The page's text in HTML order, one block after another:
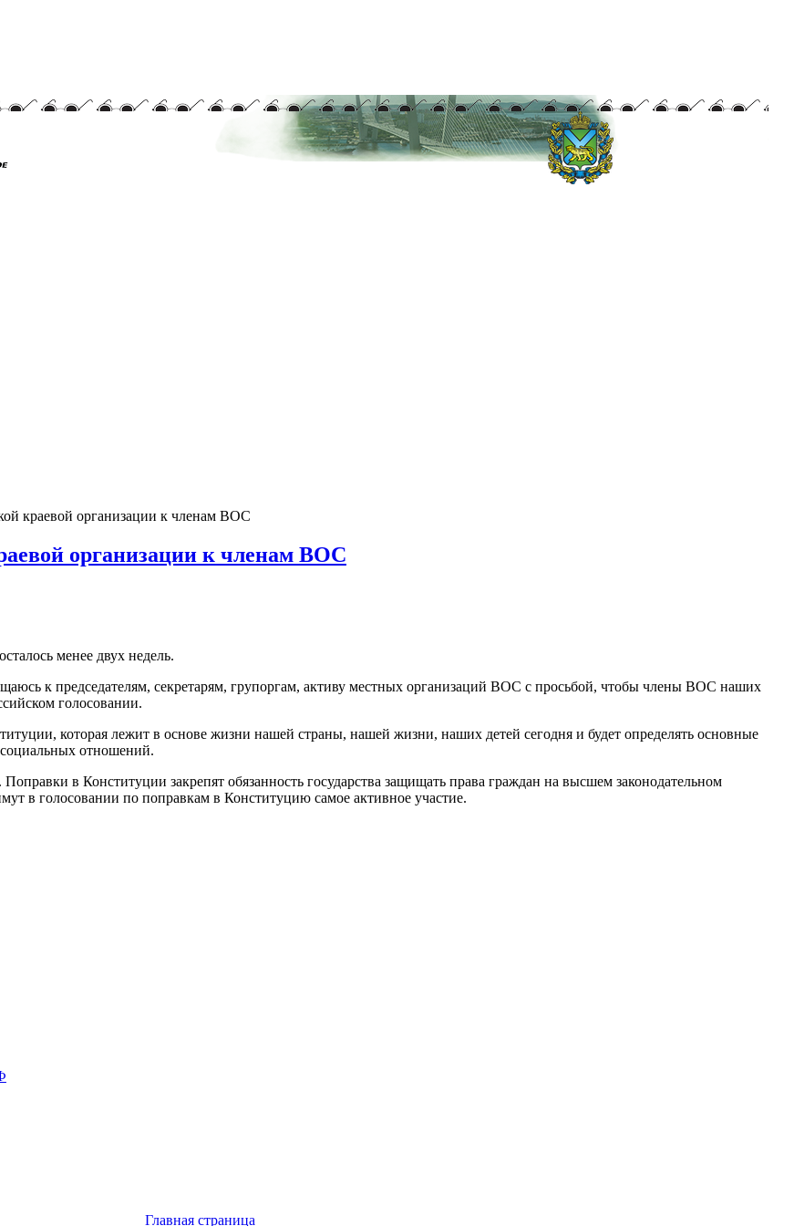
краевой организации к членам ВОС
организации к членам ВОС
менее двух недель.
к председателям, секретарям, групоргам, активу местных организаций ВОС с просьбой, чтобы члены ВОС наших
голосовании.
которая лежит в основе жизни нашей страны, нашей жизни, наших детей сегодня и будет определять основные
отношений.
в Конституции закрепят обязанность государства защищать права граждан на высшем законодательном
в голосовании по поправкам в Конституцию самое активное участие.
Главная страница